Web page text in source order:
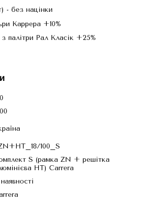
- без націнки
Каррера +10%
палітри Рал Класік +25%
100_S
S (рамка ZN + решiтка
НТ) Carrera